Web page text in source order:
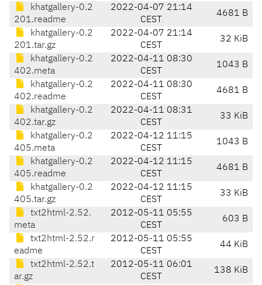
khatgallery-0.2
201.readme
2022-04-07 21:14
CEST
4681 B
khatgallery-0.2
201.tar.gz
2022-04-07 21:14
CEST
32 KiB
khatgallery-0.2
402.meta
2022-04-11 08:30
CEST
1043 B
khatgallery-0.2
402.readme
2022-04-11 08:30
CEST
4681 B
khatgallery-0.2
402.tar.gz
2022-04-11 08:31
CEST
33 KiB
khatgallery-0.2
405.meta
2022-04-12 11:15
CEST
1043 B
khatgallery-0.2
405.readme
2022-04-12 11:15
CEST
4681 B
khatgallery-0.2
405.tar.gz
2022-04-12 11:15
CEST
33 KiB
txt2html-2.52.
meta
2012-05-11 05:55
CEST
603 B
txt2html-2.52.r
eadme
2012-05-11 05:55
CEST
44 KiB
txt2html-2.52.t
ar.gz
2012-05-11 06:01
CEST
138 KiB